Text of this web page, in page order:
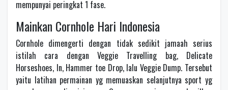
mempunyai peringkat 1 fase.
Mainkan Cornhole Hari Indonesia
Cornhole dimengerti dengan tidak sedikit jamaah serius
istilah cara dengan Veggie Travelling bag, Delicate
Horseshoes, In, Hammer toe Drop, lalu Veggie Dump. Tersebut
yaitu latihan permainan yg memuaskan selanjutnya sport yg